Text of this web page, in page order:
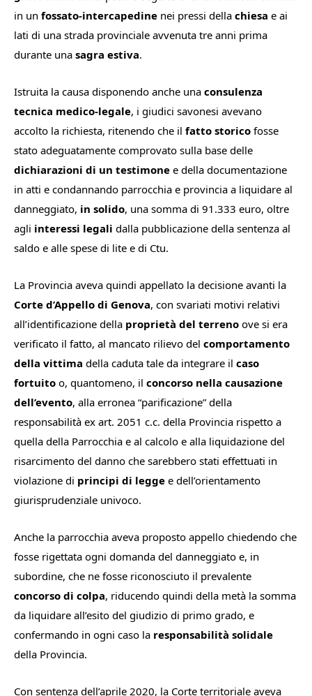
in un fossato-intercapedine nei pressi della chiesa e ai
lati di una strada provinciale avvenuta tre anni prima
durante una sagra estiva.
Istruita la causa disponendo anche una consulenza
tecnica medico-legale, i giudici savonesi avevano
accolto la richiesta, ritenendo che il fatto storico fosse
stato adeguatamente comprovato sulla base delle
dichiarazioni di un testimone e della documentazione
in atti e condannando parrocchia e provincia a liquidare al
danneggiato, in solido, una somma di 91.333 euro, oltre
agli interessi legali dalla pubblicazione della sentenza al
saldo e alle spese di lite e di Ctu.
La Provincia aveva quindi appellato la decisione avanti la
Corte d’Appello di Genova, con svariati motivi relativi
all’identificazione della proprietà del terreno ove si era
verificato il fatto, al mancato rilievo del comportamento
della vittima della caduta tale da integrare il caso
fortuito o, quantomeno, il concorso nella causazione
dell’evento, alla erronea “parificazione” della
responsabilità ex art. 2051 c.c. della Provincia rispetto a
quella della Parrocchia e al calcolo e alla liquidazione del
risarcimento del danno che sarebbero stati effettuati in
violazione di principi di legge e dell’orientamento
giurisprudenziale univoco.
Anche la parrocchia aveva proposto appello chiedendo che
fosse rigettata ogni domanda del danneggiato e, in
subordine, che ne fosse riconosciuto il prevalente
concorso di colpa, riducendo quindi della metà la somma
da liquidare all’esito del giudizio di primo grado, e
confermando in ogni caso la responsabilità solidale
della Provincia.
Con sentenza dell’aprile 2020, la Corte territoriale aveva